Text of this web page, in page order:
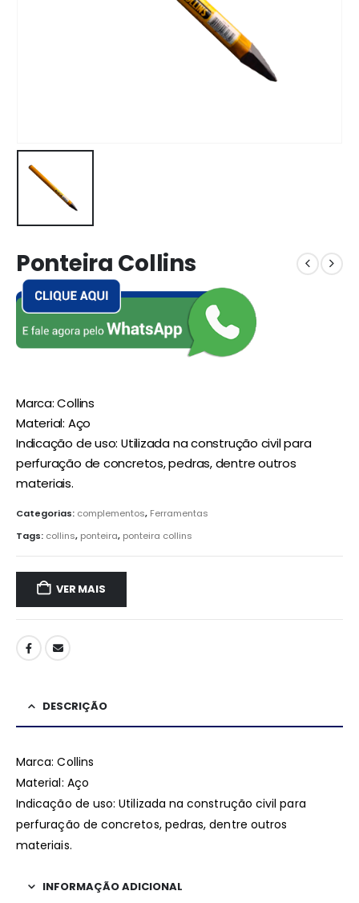
Ponteira Collins
Marca: Collins
Material: Aço
Indicação de uso: Utilizada na construção civil para
perfuração de concretos, pedras, dentre outros
materiais.
Categorias: complementos, Ferramentas
Tags: collins, ponteira, ponteira collins
VER MAIS
DESCRIÇÃO
Marca: Collins
Material: Aço
Indicação de uso: Utilizada na construção civil para
perfuração de concretos, pedras, dentre outros
materiais.
INFORMAÇÃO ADICIONAL